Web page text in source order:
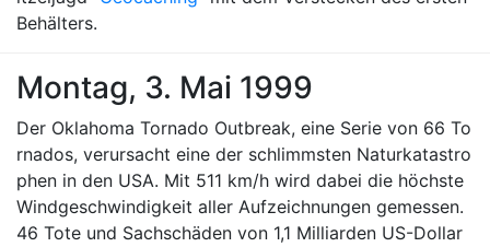
Behälters.
Montag, 3. Mai 1999
Der Oklahoma Tornado Outbreak, eine Serie von 66 To
rnados, verursacht eine der schlimmsten Naturkatastro
phen in den USA. Mit 511 km/h wird dabei die höchste
Windgeschwindigkeit aller Aufzeichnungen gemessen.
46 Tote und Sachschäden von 1,1 Milliarden US-Dollar